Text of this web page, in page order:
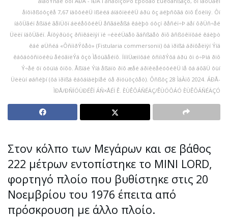
åíôïðßóôçêå 7,67 íáõôéêÜ ìßëéá áíáôïëéêÜ áðü ôç äéþñõãá ôïõ Éóèìïý. Ôï
íáõÜãéï åßíáé ãåìÜôï áëéåõôéêÜ åñãáëåßá êáèþò óôçí ðåñéï÷Þ äåí õðÜñ÷åé
Üëëï íáõÜãéï. Åíôýðùóç ðñïêáëïýí ïé ÷éëéÜäåò ãáñßäåò ðïõ âñßóêïíôáé êáèþò
êáé øÜñéá «ÔñïìðÝôåò» (Fistularia commersonii) ôá ïðïßá áðïôåëïýí Ýíá
êáôáóôñïöéêü åéóâïëÝá ôçò Ìåóüãåéïõ. ÏíïìÜæïíôáé ôñïìðÝôá áðü ôï ó÷Þìá ðïõ
Ý÷åé ôï óôüìá ôïõò. Åßíáé Ýíá åßäïò ðïõ æåé áðïêëåéóôéêÜ ìå ôá áõãÜ ôùí
Üëëùí øáñéþí (ôá ïðïßá êáôáíáëþíåé óå ðïóüôçôåò). Ôñßôç 28 ÌáÀïõ 2024. ÁÐÅ-
ÌÐÅ/ÐÑÏÓÙÐÉÊÏ ÁÑ×ÅÉÏ Ê. ÈÙÊÔÁÑÉÄÇ/ÊÙÓÔÁÓ ÈÙÊÔÁÑÉÄÇÓ
Στον κόλπο των Μεγάρων και σε βάθος
222 μέτρων εντοπίστηκε το MINI LORD,
φορτηγό πλοίο που βυθίστηκε στις 20
Νοεμβρίου του 1976 έπειτα από
πρόσκρουση με άλλο πλοίο.